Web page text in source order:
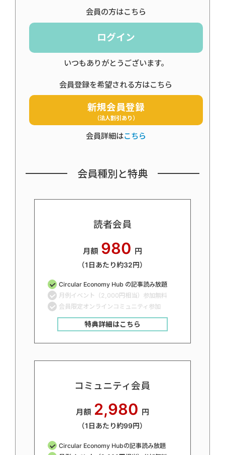
会員の方はこちら
ログイン
いつもありがとうございます。
会員登録を希望される方はこちら
新規会員登録
（法人割引あり）
会員詳細はこちら
会員種別と特典
読者会員
月額 980 円
（1日あたり約32円）
Circular Economy Hub の記事読み放題
月例イベント（2,000円相当）参加無料
会員限定オンラインコミュニティ参加
特典詳細はこちら
コミュニティ会員
月額 2,980 円
（1日あたり約99円）
Circular Economy Hubの記事読み放題